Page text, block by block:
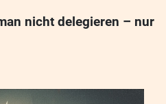
nicht delegieren – nur